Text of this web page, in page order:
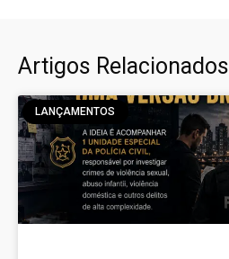
Artigos Relacionados
LANÇAMENTOS